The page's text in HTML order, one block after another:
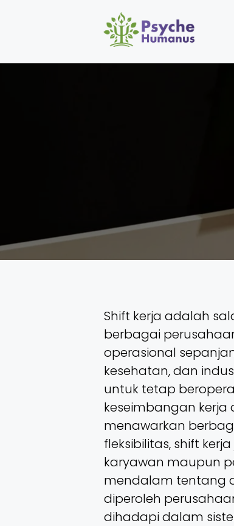
Shift kerja adalah
berbagai
operasional
kesehatan, dan
untuk tetap
keseimbangan kerja
menawarkan
fleksibilitas, shift
karyawan maupun
mendalam tentang
diperoleh
dihadapi dalam